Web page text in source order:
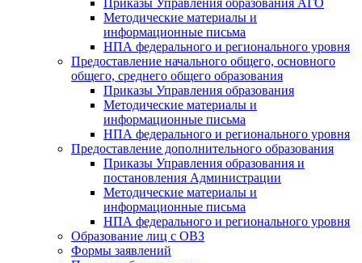
Приказы Управления образования АГО
Методические материалы и
информационные письма
НПА федерального и регионального уровня
Предоставление начального общего, основного
общего, среднего общего образования
Приказы Управления образования
Методические материалы и
информационные письма
НПА федерального и регионального уровня
Предоставление дополнительного образования
Приказы Управления образования и
постановления Администрации
Методические материалы и
информационные письма
НПА федерального и регионального уровня
Образование лиц с ОВЗ
Формы заявлений